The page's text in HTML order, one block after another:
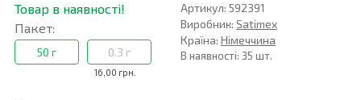
Товар в наявності!
Пакет:
50 г
16,00 грн.
0.3 г
Артикул: 592391
Виробник: Satimex
Країна: Німеччина
В наявності: 35 шт.